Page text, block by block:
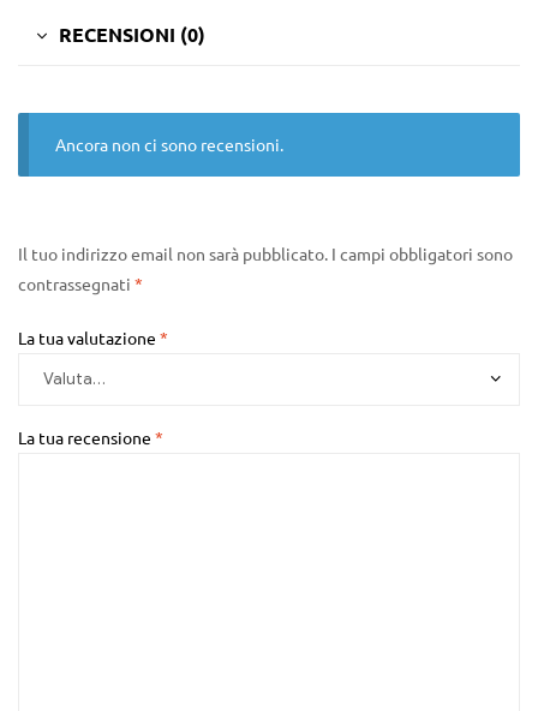
RECENSIONI (0)
Ancora non ci sono recensioni.
Il tuo indirizzo email non sarà pubblicato. I campi obbligatori sono
contrassegnati *
La tua valutazione *
La tua recensione *